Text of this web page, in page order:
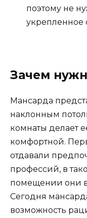
поэтому не
укрепленное
Зачем
Мансарда
наклонным
комнаты делает
комфортной.
отдавали
профессий, в
помещении они
Сегодня
возможность